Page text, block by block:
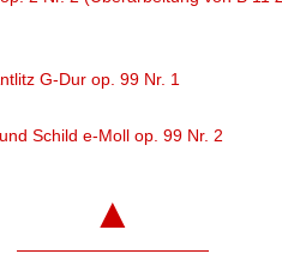
G-Dur op. 99 Nr. 1
Schild e-Moll op. 99 Nr. 2
▲